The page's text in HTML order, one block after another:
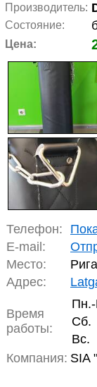
Производитель:
Состояние:
Цена:
Телефон:
E-mail:
Место:
Рига
Адрес:
Время
работы:
Пн.-
Сб.
Вс.
Компания: SIA